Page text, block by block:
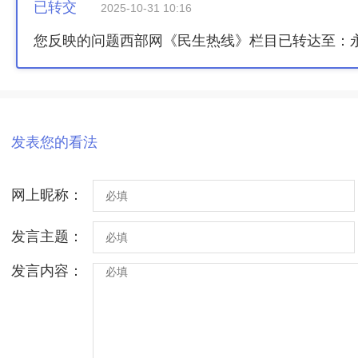
已转交 2025-10-31 10:16
您反映的问题西部网《民生热线》栏目已转达至：
发表您的看法
网上昵称：
发言主题：
发言内容：